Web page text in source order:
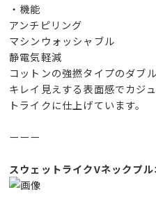
・機能
アンチピリング
マシンウォッシャブル
静電気軽減
コットンの強撚タイプのダブ
キレイ見えする表面感でカジ
トライクに仕上げています。
ーーー
スウェットライクVネックプ